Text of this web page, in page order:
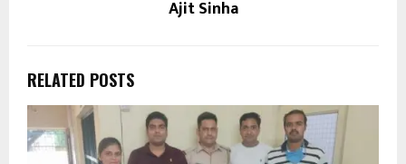
Ajit Sinha
RELATED POSTS